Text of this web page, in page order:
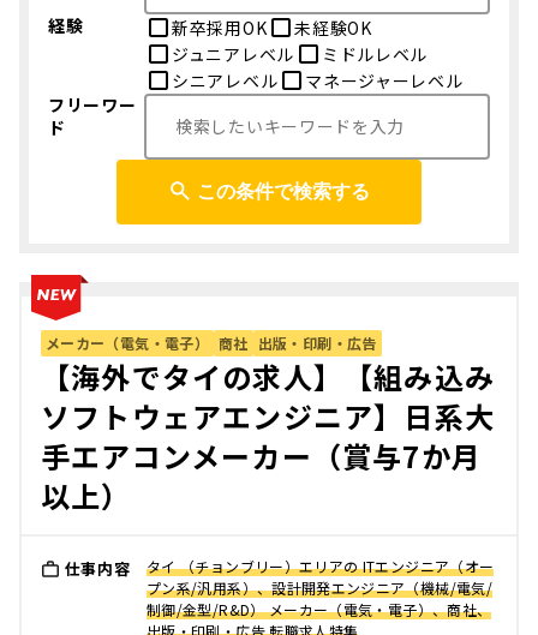
経験
新卒採用OK
未経験OK
ジュニアレベル
ミドルレベル
シニアレベル
マネージャーレベル
フリーワー
ド
この条件で検索する
メーカー（電気・電子） 商社 出版・印刷・広告
【海外でタイの求人】【組み込み
ソフトウェアエンジニア】日系大
手エアコンメーカー（賞与7か月
以上）
仕事内容
タイ （チョンブリー）エリアの ITエンジニア（オー
プン系/汎用系）、設計開発エンジニア（機械/電気/
制御/金型/R&D） メーカー（電気・電子）、商社、
出版・印刷・広告 転職求人特集